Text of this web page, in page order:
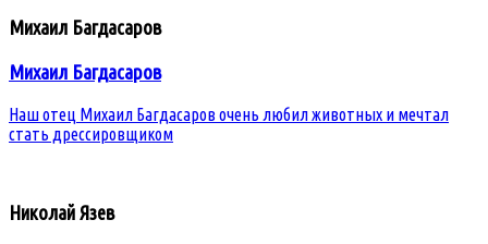
Михаил Багдасаров
Михаил Багдасаров
Наш отец Михаил Багдасаров очень любил животных и мечтал
стать дрессировщиком
Николай Язев